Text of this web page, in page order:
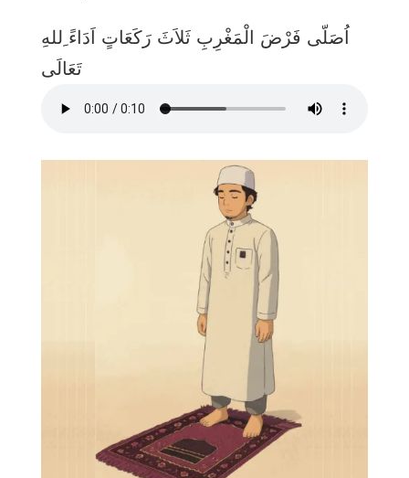
اُصَلّى فَرْضَ الْمَغْرِبِ ثَلاَثَ رَكَعَاتٍ اَدَاءً ِللهِ
تَعَالَى